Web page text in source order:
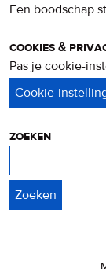
Een boodschap
cookies &
Pas je cookie-
zoeken